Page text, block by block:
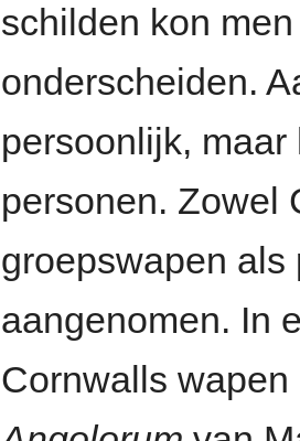
schilden kon
onderscheiden.
persoonlijk,
personen. Zowel
groepswapen
aangenomen. In
Cornwalls